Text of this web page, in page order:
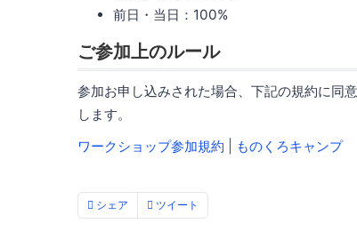
前日・当日：100%
ご参加上のルール
参加お申し込みされた場合、下記の規約に同
します。
ワークショップ参加規約 | ものくろキャンプ
シェア ツイート